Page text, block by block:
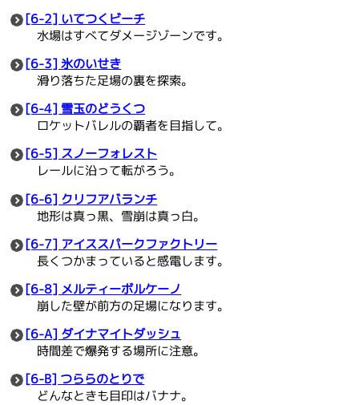
[6-2] いてつくビーチ
水場はすべてダメージゾーンです。
[6-3] 氷のいせき
滑り落ちた足場の裏を探索。
[6-4] 雪玉のどうくつ
ロケットバレルの覇者を目指して。
[6-5] スノーフォレスト
レールに沿って転がろう。
[6-6] クリフアバランチ
地形は真っ黒、雪崩は真っ白。
[6-7] アイススパークファクトリー
長くつかまっていると感電します。
[6-8] メルティーボルケーノ
崩した壁が前方の足場になります。
[6-A] ダイナマイトダッシュ
時間差で爆発する場所に注意。
[6-B] つららのとりで
どんなときも目印はバナナ。